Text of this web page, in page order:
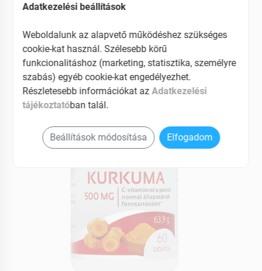
fertőzéseket
EAN: 5998607101839
Adatkezelési beállítások
Weboldalunk az alapvető működéshez szükséges
cookie-kat használ. Szélesebb körű
funkcionalitáshoz (marketing, statisztika, személyre
szabás) egyéb cookie-kat engedélyezhet.
Részletesebb információkat az Adatkezelési
tájékoztatóban talál.
Beállítások módosítása Elfogadom